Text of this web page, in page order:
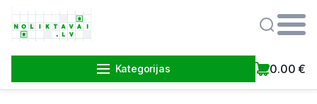
Kategorijas 0.00 €